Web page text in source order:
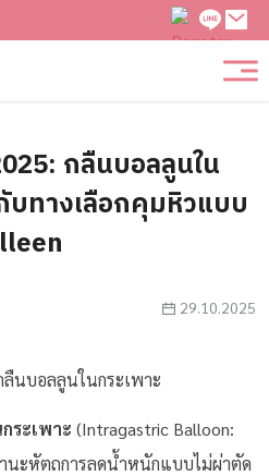
กลืนบอลลูนใน
บทางเลือกคุมหิวแบบ
29.10.2025
ระเพาะ (Intragastric Balloon:
นะหัตถการลดน้ำหนักแบบไม่ผ่าตัด